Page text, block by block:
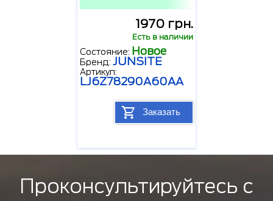
1970 грн.
Есть в наличии
Состояние: Новое
Бренд: JUNSITE
Артикул:
LJ6Z78290A60AA
Заказать
Проконсультируйтесь с